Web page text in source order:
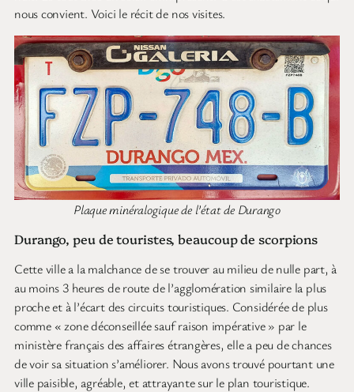
nous convient. Voici le récit de nos visites.
Plaque minéralogique de l’état de Durango
Durango, peu de touristes, beaucoup de scorpions
Cette ville a la malchance de se trouver au milieu de nulle part, à
au moins 3 heures de route de l’agglomération similaire la plus
proche et à l’écart des circuits touristiques. Considérée de plus
comme « zone déconseillée sauf raison impérative » par le
ministère français des affaires étrangères, elle a peu de chances
de voir sa situation s’améliorer. Nous avons trouvé pourtant une
ville paisible, agréable, et attrayante sur le plan touristique.